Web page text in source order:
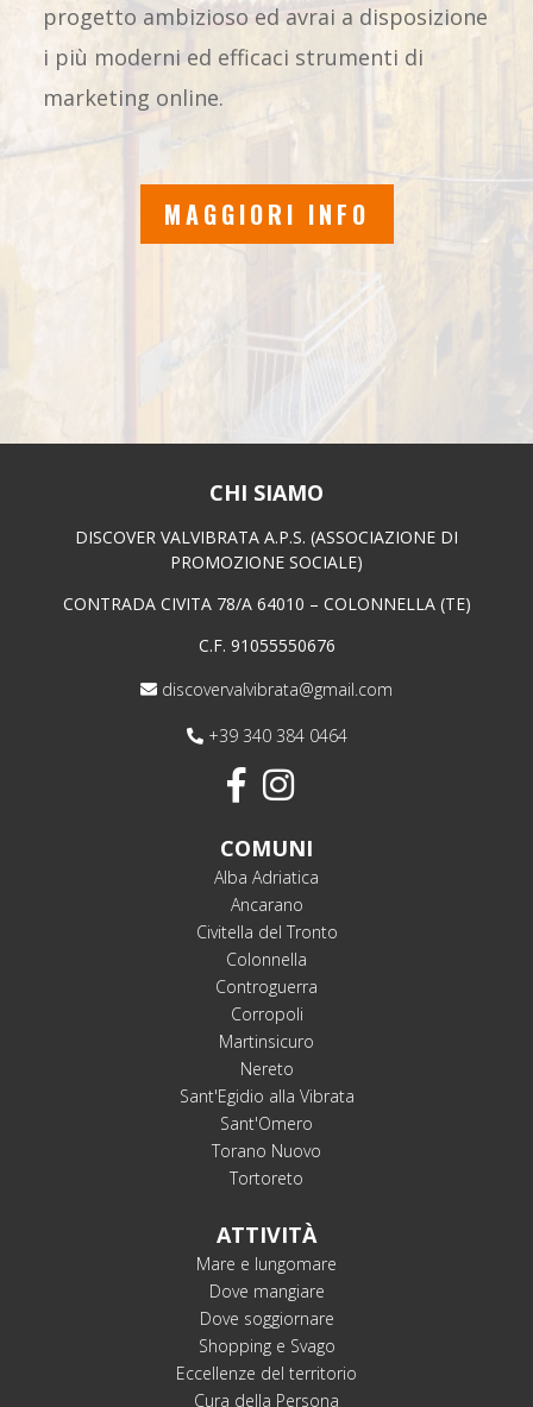
progetto ambizioso ed avrai a disposizione
i più moderni ed efficaci strumenti di
marketing online.
MAGGIORI INFO
CHI SIAMO
DISCOVER VALVIBRATA A.P.S. (ASSOCIAZIONE DI
PROMOZIONE SOCIALE)
CONTRADA CIVITA 78/A 64010 – COLONNELLA (TE)
C.F. 91055550676
discovervalvibrata@gmail.com
+39 340 384 0464
COMUNI
Alba Adriatica
Ancarano
Civitella del Tronto
Colonnella
Controguerra
Corropoli
Martinsicuro
Nereto
Sant'Egidio alla Vibrata
Sant'Omero
Torano Nuovo
Tortoreto
ATTIVITÀ
Mare e lungomare
Dove mangiare
Dove soggiornare
Shopping e Svago
Eccellenze del territorio
Cura della Persona